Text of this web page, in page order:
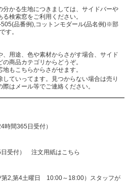
分かる生地につきましては、サイドバーや
る検索窓をご利用ください。
505(品番例),コットンモダール(品名例)※部
す。
、用途、色や素材からさがす場合、サイド
の商品カテゴリからどうぞ。
地もこちらからさがせます。
ていってます。見つからない場合は売り
はメール等でご連絡ください。
時間365日受付）
受付）
注文用紙はこちら
2,第4土曜日 10:00～18:00）スタッフが